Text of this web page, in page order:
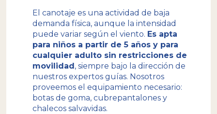
El canotaje es una actividad de baja
demanda física, aunque la intensidad
puede variar según el viento. Es apta
para niños a partir de 5 años y para
cualquier adulto sin restricciones de
movilidad , siempre bajo la dirección de
nuestros expertos guías. Nosotros
proveemos el equipamiento necesario:
botas de goma, cubrepantalones y
chalecos salvavidas.